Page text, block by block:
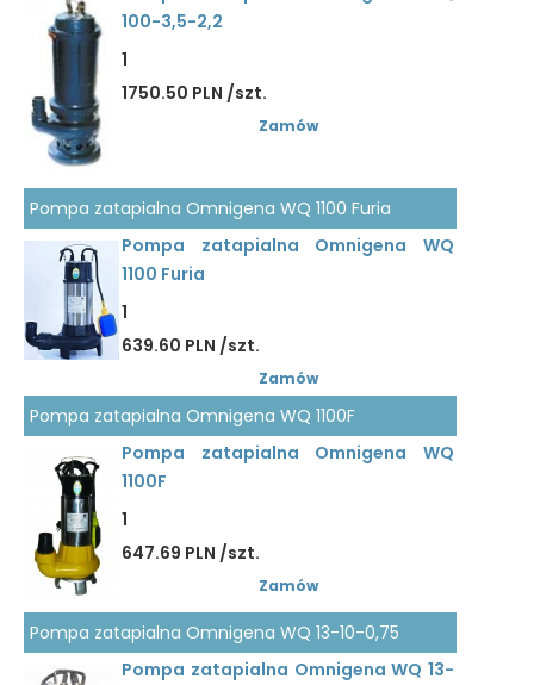
100-3,5-2,2
1
1750.50 PLN /szt.
Zamów
Pompa zatapialna Omnigena WQ 1100 Furia
Pompa zatapialna Omnigena WQ
1100 Furia
1
639.60 PLN /szt.
Zamów
Pompa zatapialna Omnigena WQ 1100F
Pompa zatapialna Omnigena WQ
1100F
1
647.69 PLN /szt.
Zamów
Pompa zatapialna Omnigena WQ 13-10-0,75
Pompa zatapialna Omnigena WQ 13-